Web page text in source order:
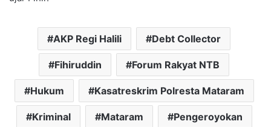
AKP Regi Halili Debt Collector
Fihiruddin Forum Rakyat NTB
Hukum Kasatreskrim Polresta Mataram
Kriminal Mataram Pengeroyokan